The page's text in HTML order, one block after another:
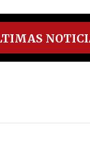
youtube
spotify